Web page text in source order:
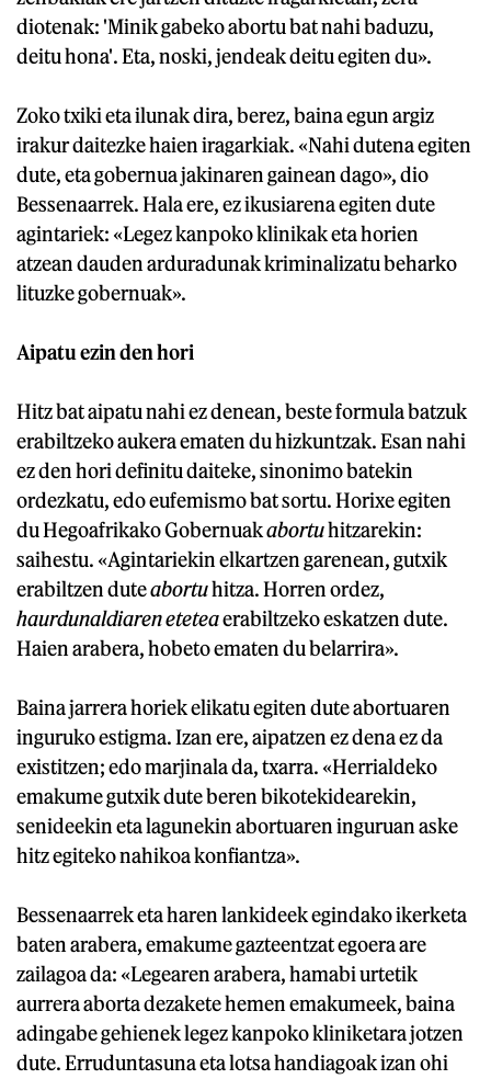
diotenak: 'Minik gabeko abortu bat nahi baduzu,
deitu hona'. Eta, noski, jendeak deitu egiten du».
Zoko txiki eta ilunak dira, berez, baina egun argiz
irakur daitezke haien iragarkiak. «Nahi dutena egiten
dute, eta gobernua jakinaren gainean dago», dio
Bessenaarrek. Hala ere, ez ikusiarena egiten dute
agintariek: «Legez kanpoko klinikak eta horien
atzean dauden arduradunak kriminalizatu beharko
lituzke gobernuak».
Aipatu ezin den hori
Hitz bat aipatu nahi ez denean, beste formula batzuk
erabiltzeko aukera ematen du hizkuntzak. Esan nahi
ez den hori definitu daiteke, sinonimo batekin
ordezkatu, edo eufemismo bat sortu. Horixe egiten
du Hegoafrikako Gobernuakabortuhitzarekin:
saihestu. «Agintariekin elkartzen garenean, gutxik
erabiltzen duteabortuhitza. Horren ordez,
haurdunaldiaren eteteaerabiltzeko eskatzen dute.
Haien arabera, hobeto ematen du belarrira».
Baina jarrera horiek elikatu egiten dute abortuaren
inguruko estigma. Izan ere, aipatzen ez dena ez da
existitzen; edo marjinala da, txarra. «Herrialdeko
emakume gutxik dute beren bikotekidearekin,
senideekin eta lagunekin abortuaren inguruan aske
hitz egiteko nahikoa konfiantza».
Bessenaarrek eta haren lankideek egindako ikerketa
baten arabera, emakume gazteentzat egoera are
zailagoa da: «Legearen arabera, hamabi urtetik
aurrera aborta dezakete hemen emakumeek, baina
adingabe gehienek legez kanpoko kliniketara jotzen
dute. Erruduntasuna eta lotsa handiagoak izan ohi